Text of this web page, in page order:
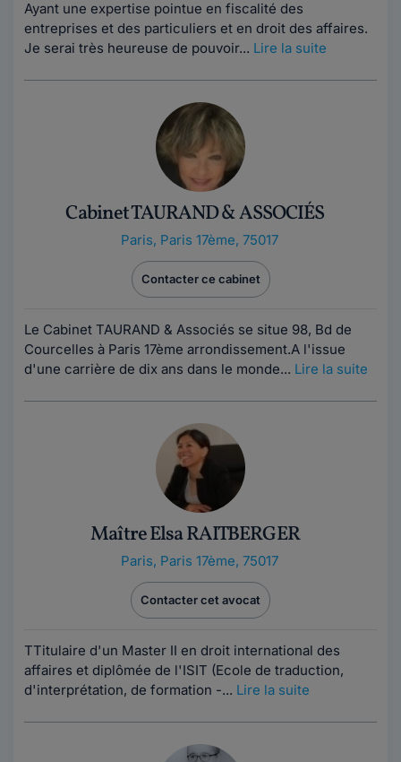
Ayant une expertise pointue en fiscalité des
entreprises et des particuliers et en droit des affaires.
Je serai très heureuse de pouvoir... Lire la suite
Cabinet TAURAND & ASSOCIÉS
Paris, Paris 17ème, 75017
Contacter ce cabinet
Le Cabinet TAURAND & Associés se situe 98, Bd de
Courcelles à Paris 17ème arrondissement.A l'issue
d'une carrière de dix ans dans le monde... Lire la suite
Maître Elsa RAITBERGER
Paris, Paris 17ème, 75017
Contacter cet avocat
TTitulaire d'un Master II en droit international des
affaires et diplômée de l'ISIT (Ecole de traduction,
d'interprétation, de formation -... Lire la suite